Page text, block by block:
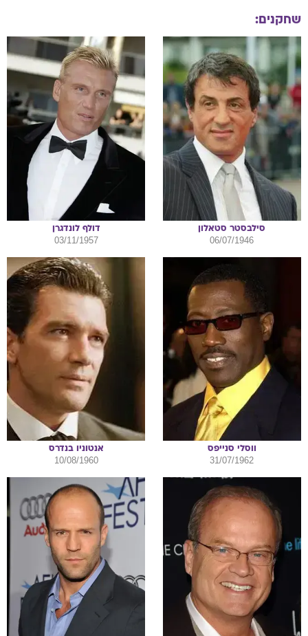
שחקנים:
סילבסטר סטאלון
06/07/1946
דולף לונדגרן
03/11/1957
ווסלי סנייפס
31/07/1962
אנטוניו בנדרס
10/08/1960